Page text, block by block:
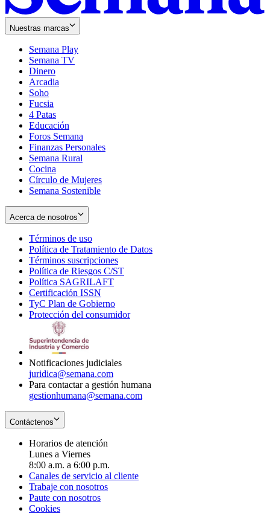
Nuestras marcas
Semana Play
Semana TV
Dinero
Arcadia
Soho
in
new
window
Fucsia
in
new
window
4 Patas
Educación
Foros Semana
Finanzas Personales
Semana Rural
Cocina
Círculo de Mujeres
Semana Sostenible
Acerca de nosotros
Términos de uso
in
new
window
Política de Tratamiento de Datos
Términos suscripciones
in
Política de Riesgos C/ST
Política SAGRILAFT
new
window
Certificación ISSN
in
new
TyC Plan de Gobierno
in
Protección del consumidorOpens
Notificaciones judiciales
juridica@semana.com
Para contactar a gestión humana
gestionhumana@semana.com
Contáctenos
Horarios de atención
Lunes a Viernes
8:00 a.m. a 6:00 p.m.
Canales de servicio al cliente
Trabaje con nosotros
Paute con nosotros
Cookies